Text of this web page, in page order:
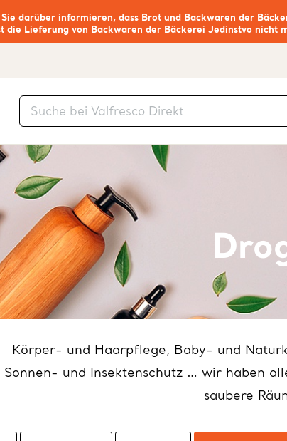
darüber informieren, dass Brot und Backwaren der
die Lieferung von Backwaren der Bäckerei Jedinstvo nicht
Körper- und Haarpflege, Baby- und
Sonnen- und Insektenschutz … wir haben
saubere